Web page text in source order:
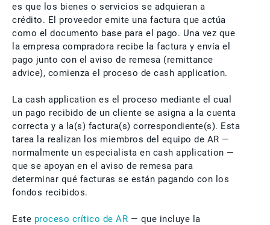
es que los bienes o servicios se adquieran a
crédito. El proveedor emite una factura que actúa
como el documento base para el pago. Una vez que
la empresa compradora recibe la factura y envía el
pago junto con el aviso de remesa (remittance
advice), comienza el proceso de cash application.
La cash application es el proceso mediante el cual
un pago recibido de un cliente se asigna a la cuenta
correcta y a la(s) factura(s) correspondiente(s). Esta
tarea la realizan los miembros del equipo de AR —
normalmente un especialista en cash application —
que se apoyan en el aviso de remesa para
determinar qué facturas se están pagando con los
fondos recibidos.
Este proceso crítico de AR — que incluye la